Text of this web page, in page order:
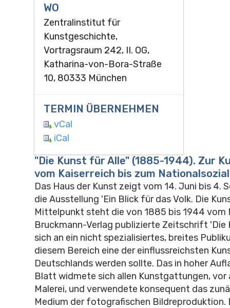
WO
Zentralinstitut für
Kunstgeschichte,
Vortragsraum 242, II. OG,
Katharina-von-Bora-Straße
10, 80333 München
TERMIN ÜBERNEHMEN
vCal
iCal
"Die Kunst für Alle" (1885-1944). Zur
vom Kaiserreich bis zum
Das Haus der Kunst zeigt vom 14. Juni bis 4.
die Ausstellung 'Ein Blick für das Volk. Die
Mittelpunkt steht die von 1885 bis 1944 vom
Bruckmann-Verlag publizierte Zeitschrift 'Die
sich an ein nicht spezialisiertes, breites
diesem Bereich eine der einflussreichsten
Deutschlands werden sollte. Das in hoher
Blatt widmete sich allen Kunstgattungen, vor
Malerei, und verwendete konsequent das
Medium der fotografischen Bildreproduktion.